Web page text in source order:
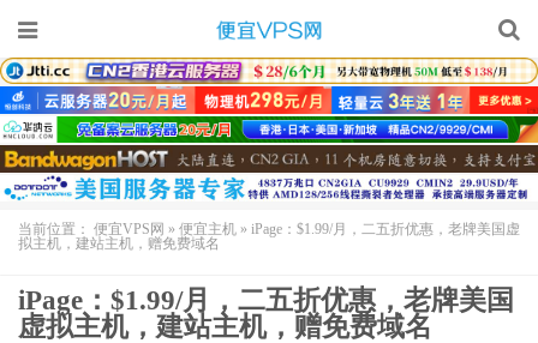
当前位置： 便宜VPS网 » 便宜主机 » iPage：$1.99/月，二五折优惠，老牌美国虚
拟主机，建站主机，赠免费域名
iPage：$1.99/月，二五折优惠，老牌美国
虚拟主机，建站主机，赠免费域名